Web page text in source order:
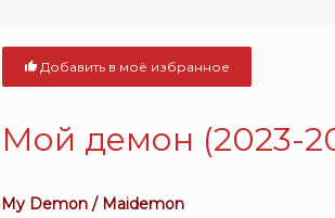
Добавить в моё избранное
Мой демон (2023-
My Demon / Maidemon